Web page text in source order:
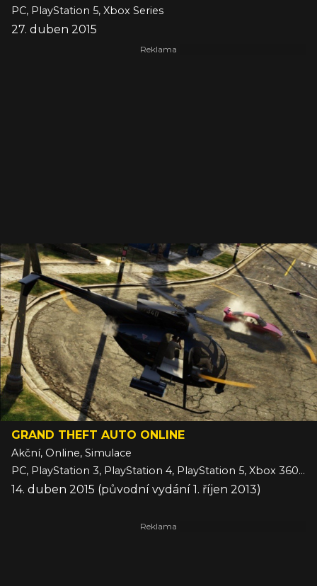
PC, PlayStation 5, Xbox Series
27. duben 2015
GRAND THEFT AUTO ONLINE
Akční, Online, Simulace
PC, PlayStation 3, PlayStation 4, PlayStation 5, Xbox 360, Xbox One, Xbox Series
14. duben 2015 (původní vydání 1. říjen 2013)